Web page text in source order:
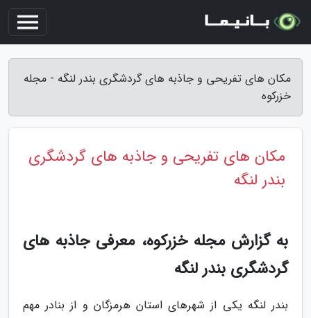
مکان های تفریحی و جاذبه های گردشگری بندر لنگه - مجله
خزرکوه
مکان های تفریحی و جاذبه های گردشگری
بندر لنگه
به گزارش مجله خزرکوه، معرفی جاذبه های
گردشگری بندر لنگه
بندر لنگه یکی از شهرهای استان هرمزگان و از بنادر مهم